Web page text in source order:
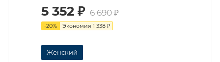
5 352 ₽ 6 690₽
-20% Экономия 1 338 ₽
Женский